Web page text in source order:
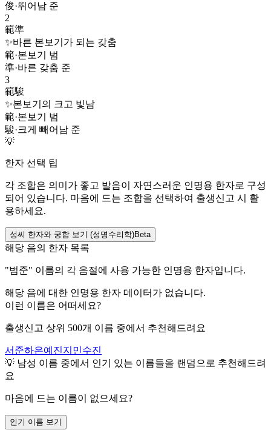
俊·뛰어남 준
2
範準
✨바른 본보기가 되는 갖춤
範·본보기 범
準·바른 갖춤 준
3
範駿
✨본보기의 크고 빛남
範·본보기 범
駿·크게 빼어남 준
💡
한자 선택 팁
각 조합은 의미가 좋고 발음이 자연스러운 인명용 한자로 구성
되어 있습니다. 마음에 드는 조합을 선택하여 출생신고 시 활
용하세요.
성씨 한자와 궁합 보기 (성명수리학)Beta
해당 음의 한자 목록
"범준" 이름의 각 음절에 사용 가능한 인명용 한자입니다.
해당 음에 대한 인명용 한자 데이터가 없습니다.
이런 이름은 어떠세요?
출생신고 상위 500개 이름 중에서 추천해드려요
서준하은예진지민수진
💡 남성 이름 중에서 인기 있는 이름들을 랜덤으로 추천해드려
요
마음에 드는 이름이 없으세요?
인기 이름 보기